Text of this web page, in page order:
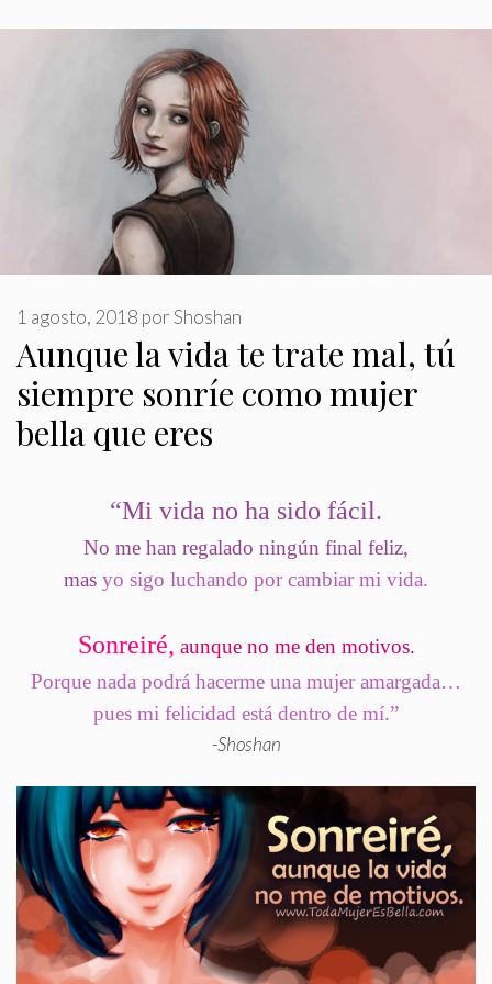
Aunque la vida te trate mal, tú
siempre sonríe como mujer
bella que eres
1 agosto, 2018 porShoshan
“Mi vida no ha sido fácil.
No me han regalado ningún final feliz,
mas yo sigo luchando por cambiar mi vida.
Sonreiré, aunque no me den motivos.
Porque nada podrá hacerme una mujer amargada…
pues mi felicidad está dentro de mí.”
-Shoshan